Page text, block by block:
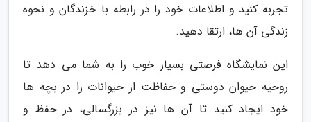
تجربه کنید و اطلاعات خود را در رابطه با خزندگان و نحوه
زندگی آن ها، ارتقا دهید.
این نمایشگاه فرصتی بسیار خوب را به شما می دهد تا
روحیه حیوان دوستی و حفاظت از حیوانات را در بچه ها
خود ایجاد کنید تا آن ها نیز در بزرگسالی، در حفظ و